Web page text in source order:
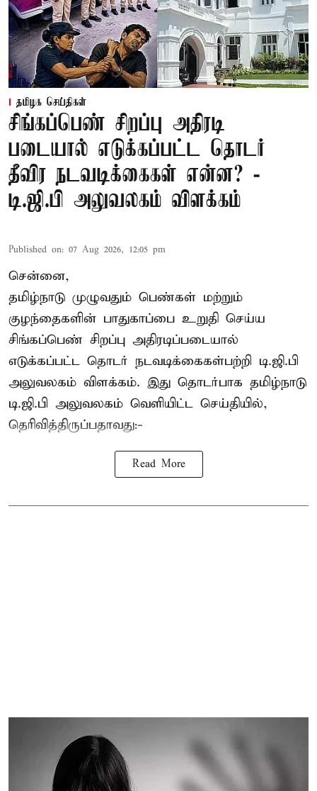
தமிழக செய்திகள்
சிங்கப்பெண் சிறப்பு அதிரடி
படையால் எடுக்கப்பட்ட தொடர்
தீவிர நடவடிக்கைகள் என்ன? -
டி.ஜி.பி அலுவலகம் விளக்கம்
Published on: 07 Aug 2026, 12:05 pm
சென்னை,
தமிழ்நாடு முழுவதும் பெண்கள் மற்றும்
குழந்தைகளின் பாதுகாப்பை உறுதி செய்ய
சிங்கப்பெண் சிறப்பு அதிரடிப்படையால்
எடுக்கப்பட்ட தொடர் நடவடிக்கைகள்பற்றி டி.ஜி.பி
அலுவலகம் விளக்கம். இது தொடர்பாக தமிழ்நாடு
டி.ஜி.பி அலுவலகம் வெளியிட்ட செய்தியில்,
தெரிவித்திருப்பதாவது:-
Read More